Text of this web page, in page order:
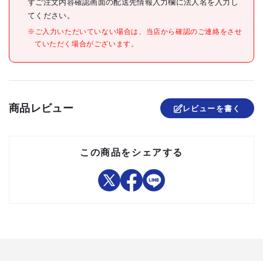
原産国
セット内容/付属品
注意事項
ずご注文内容確認画面の配送先情報入力欄に法人名を入力し
てください。
※ご入力いただいていない場合は、当店から確認のご連絡をさせ
ていただく場合がございます。
商品レビュー レビューを書く
この商品をシェアする